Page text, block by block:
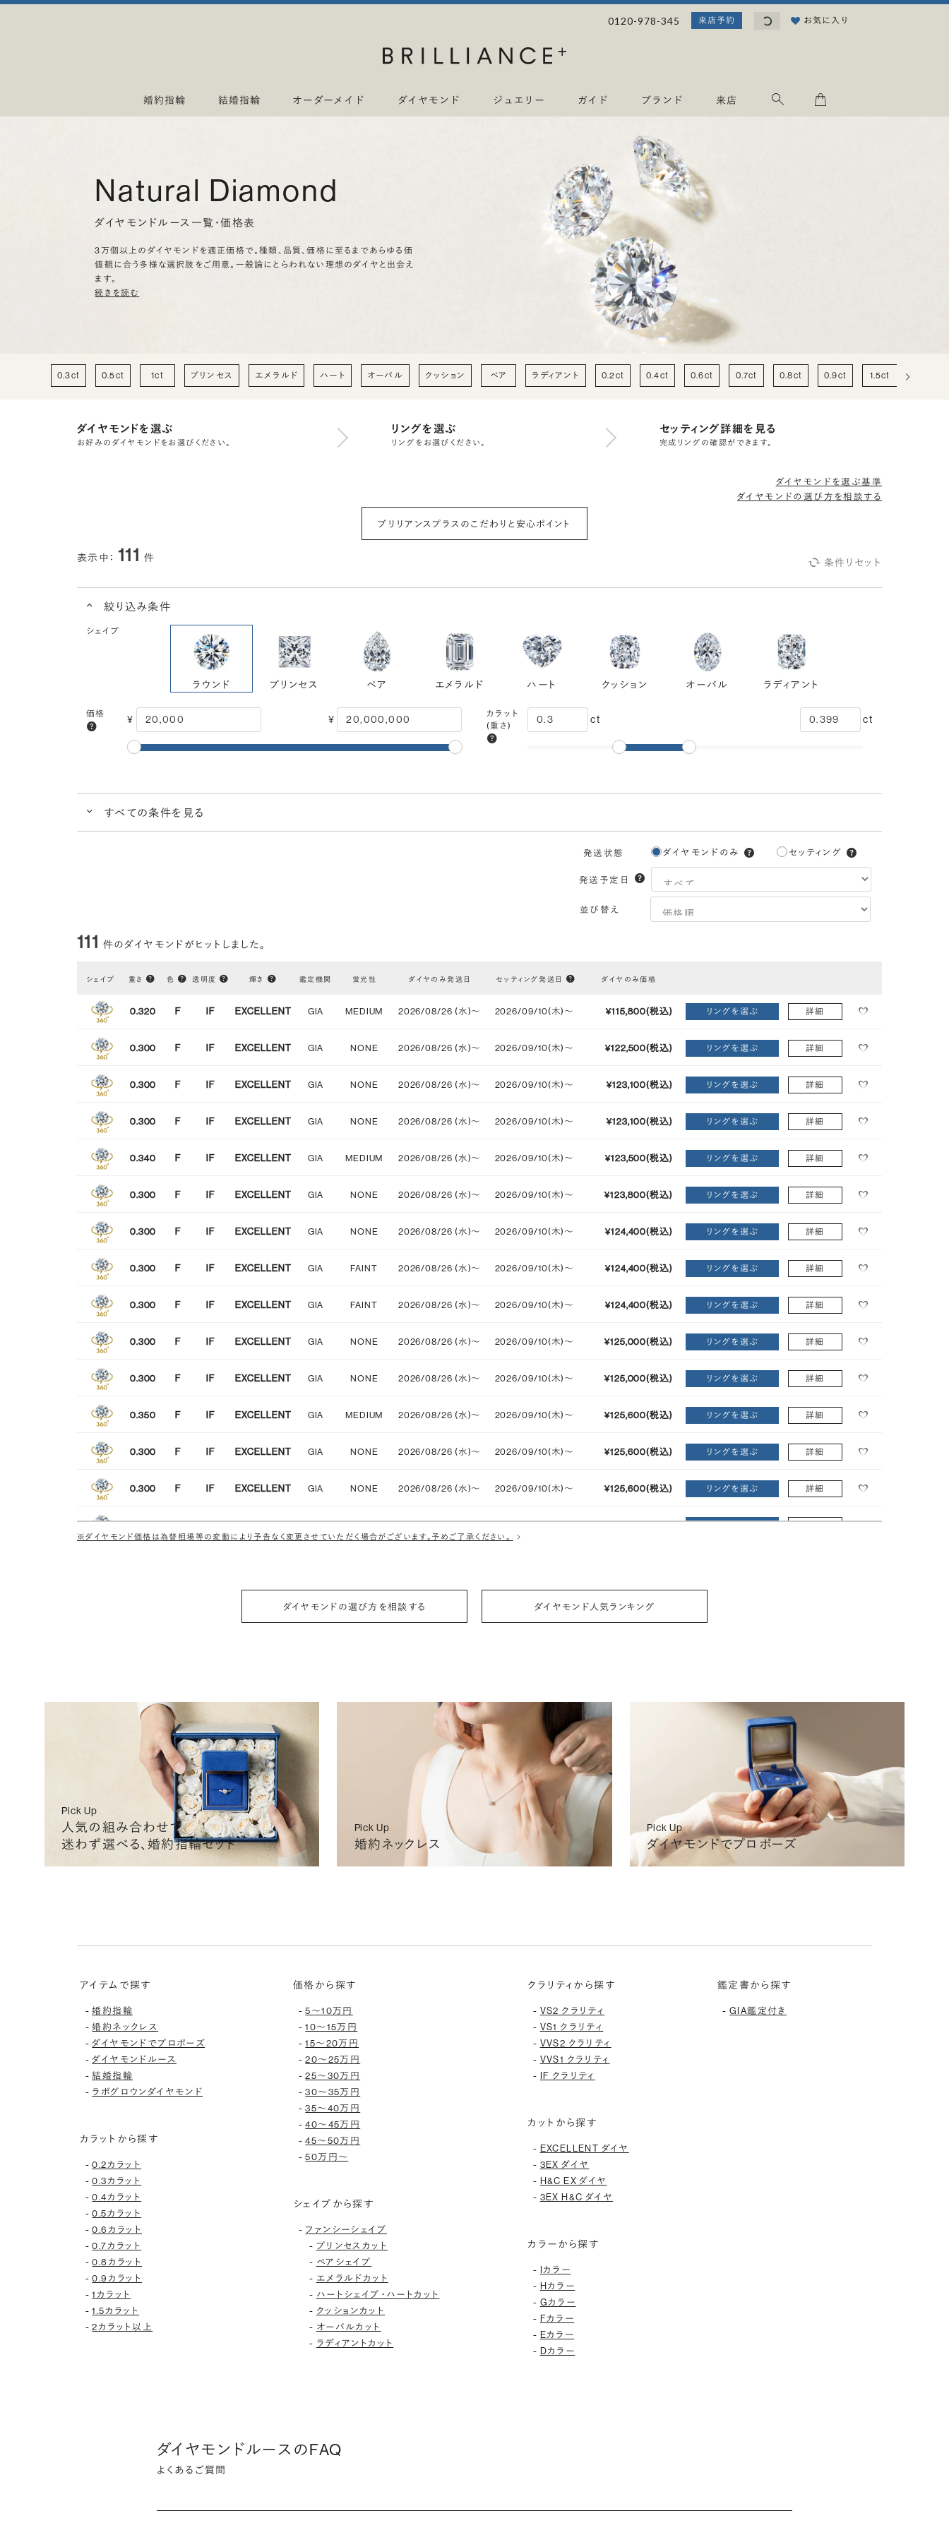
0120-978-345 来店予約
.
お気に入り
婚約指輪 結婚指輪 オーダーメイド ダイヤモンド ジュエリー ガイド ブランド 来店
Natural Diamond
ダイヤモンドルース一覧・価格表
3万個以上のダイヤモンドを適正価格で。種類、品質、価格に至るまであらゆる価
値観に合う多様な選択肢をご用意。一般論にとらわれない理想のダイヤと出会え
ます。
続きを読む
0.3ct 0.5ct 1ct プリンセス エメラルド ハート オーバル クッション ペア ラディアント 0.2ct 0.4ct 0.6ct 0.7ct 0.8ct 0.9ct 1.5ct
ダイヤモンドを選ぶ
お好みのダイヤモンドをお選びください。
リングを選ぶ
リングをお選びください。
セッティング詳細を見る
完成リングの確認ができます。
ダイヤモンドを選ぶ基準
ダイヤモンドの選び方を相談する
ブリリアンスプラスのこだわりと安心ポイント
表示中： 111 件 条件リセット
絞り込み条件
シェイプ
ラウンド プリンセス ペア エメラルド ハート クッション オーバル ラディアント
価格 ¥ ¥
カラット
(重さ)
ct ct
すべての条件を見る
Excellent
トリプル
ハートアンドキューピッド
トリプルエクセレント
ほぼ無色
中央宝石研究所：CGL
研磨状態 VERY GOOD EXCELLENT 対称性 VERY GOOD EXCELLENT
蛍光性 NONE FAINT MEDIUM STRONG
発送状態 ダイヤモンドのみ セッティング
発送予定日
並び替え
111 件のダイヤモンドがヒットしました。
シェイプ 重さ 色 透明度 輝き 鑑定機関 蛍光性 ダイヤのみ発送日 セッティング発送日 ダイヤのみ価格
0.320 F IF EXCELLENT GIA MEDIUM 2026/08/26 (水)〜 2026/09/10(木)〜 ¥115,800(税込) リングを選ぶ 詳細
0.300 F IF EXCELLENT GIA NONE 2026/08/26 (水)〜 2026/09/10(木)〜 ¥122,500(税込) リングを選ぶ 詳細
0.300 F IF EXCELLENT GIA NONE 2026/08/26 (水)〜 2026/09/10(木)〜 ¥123,100(税込) リングを選ぶ 詳細
0.300 F IF EXCELLENT GIA NONE 2026/08/26 (水)〜 2026/09/10(木)〜 ¥123,100(税込) リングを選ぶ 詳細
0.340 F IF EXCELLENT GIA MEDIUM 2026/08/26 (水)〜 2026/09/10(木)〜 ¥123,500(税込) リングを選ぶ 詳細
0.300 F IF EXCELLENT GIA NONE 2026/08/26 (水)〜 2026/09/10(木)〜 ¥123,800(税込) リングを選ぶ 詳細
0.300 F IF EXCELLENT GIA NONE 2026/08/26 (水)〜 2026/09/10(木)〜 ¥124,400(税込) リングを選ぶ 詳細
0.300 F IF EXCELLENT GIA FAINT 2026/08/26 (水)〜 2026/09/10(木)〜 ¥124,400(税込) リングを選ぶ 詳細
0.300 F IF EXCELLENT GIA FAINT 2026/08/26 (水)〜 2026/09/10(木)〜 ¥124,400(税込) リングを選ぶ 詳細
0.300 F IF EXCELLENT GIA NONE 2026/08/26 (水)〜 2026/09/10(木)〜 ¥125,000(税込) リングを選ぶ 詳細
0.300 F IF EXCELLENT GIA NONE 2026/08/26 (水)〜 2026/09/10(木)〜 ¥125,000(税込) リングを選ぶ 詳細
0.350 F IF EXCELLENT GIA MEDIUM 2026/08/26 (水)〜 2026/09/10(木)〜 ¥125,600(税込) リングを選ぶ 詳細
0.300 F IF EXCELLENT GIA NONE 2026/08/26 (水)〜 2026/09/10(木)〜 ¥125,600(税込) リングを選ぶ 詳細
0.300 F IF EXCELLENT GIA NONE 2026/08/26 (水)〜 2026/09/10(木)〜 ¥125,600(税込) リングを選ぶ 詳細
0.300 F IF EXCELLENT GIA NONE 2026/08/26 (水)〜 2026/09/10(木)〜 ¥125,600(税込) リングを選ぶ 詳細
0.300 F 2026/08/26 (水)〜 2026/09/10(木)〜 リングを選ぶ
o
d
.
※ダイヤモンド価格は為替相場等の変動により予告なく変更させていただく場合がございます。予めご了承ください。
ダイヤモンドの選び方を相談する ダイヤモンド人気ランキング
Pick Up
人気の組み合わせで
迷わず選べる、婚約指輪セット
Pick Up
婚約ネックレス
Pick Up
ダイヤモンドでプロポーズ
アイテムで探す
-婚約指輪
-婚約ネックレス
-ダイヤモンドでプロポーズ
-ダイヤモンドルース
-結婚指輪
- ラボグロウンダイヤモンド
カラットから探す
-0.2カラット
-0.3カラット
-0.4カラット
-0.5カラット
-0.6カラット
-0.7カラット
-0.8カラット
-0.9カラット
-1カラット
-1.5カラット
-2カラット以上
価格から探す
-5〜10万円
-10〜15万円
-15〜20万円
-20〜25万円
-25〜30万円
-30〜35万円
-35〜40万円
-40〜45万円
-45〜50万円
-50万円〜
シェイプから探す
- ファンシーシェイプ
- プリンセスカット
- ペアシェイプ
- エメラルドカット
- ハートシェイプ・ハートカット
- クッションカット
- オーバルカット
- ラディアントカット
クラリティから探す
- VS2 クラリティ
- VS1 クラリティ
- VVS2 クラリティ
- VVS1 クラリティ
- IF クラリティ
カットから探す
- EXCELLENT ダイヤ
- 3EX ダイヤ
- H&C EX ダイヤ
- 3EX H&C ダイヤ
カラーから探す
- Iカラー
- Hカラー
- Gカラー
- Fカラー
- Eカラー
- Dカラー
鑑定書から探す
-GIA鑑定付き
ダイヤモンドルースのFAQ
よくあるご質問